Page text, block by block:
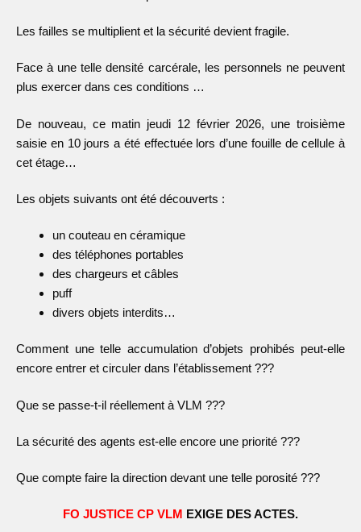
Les failles se multiplient et la sécurité devient fragile.
Face à une telle densité carcérale, les personnels ne peuvent
plus exercer dans ces conditions …
De nouveau, ce matin jeudi 12 février 2026, une troisième
saisie en 10 jours a été effectuée lors d’une fouille de cellule à
cet étage…
Les objets suivants ont été découverts :
un couteau en céramique
des téléphones portables
des chargeurs et câbles
puff
divers objets interdits…
Comment une telle accumulation d’objets prohibés peut-elle
encore entrer et circuler dans l’établissement ???
Que se passe-t-il réellement à VLM ???
La sécurité des agents est-elle encore une priorité ???
Que compte faire la direction devant une telle porosité ???
FO JUSTICE CP VLM EXIGE DES ACTES.